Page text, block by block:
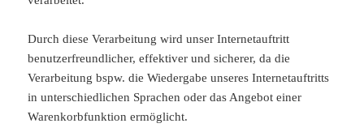
Durch diese Verarbeitung wird unser Internetauftritt
benutzerfreundlicher, effektiver und sicherer, da die
Verarbeitung bspw. die Wiedergabe unseres Internetauftritts
in unterschiedlichen Sprachen oder das Angebot einer
Warenkorbfunktion ermöglicht.